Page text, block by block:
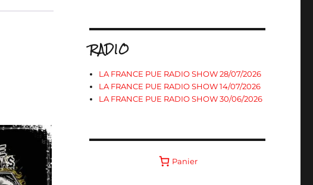
RADIO
LA FRANCE PUE RADIO SHOW 28/07/2026
LA FRANCE PUE RADIO SHOW 14/07/2026
LA FRANCE PUE RADIO SHOW 30/06/2026
Panier